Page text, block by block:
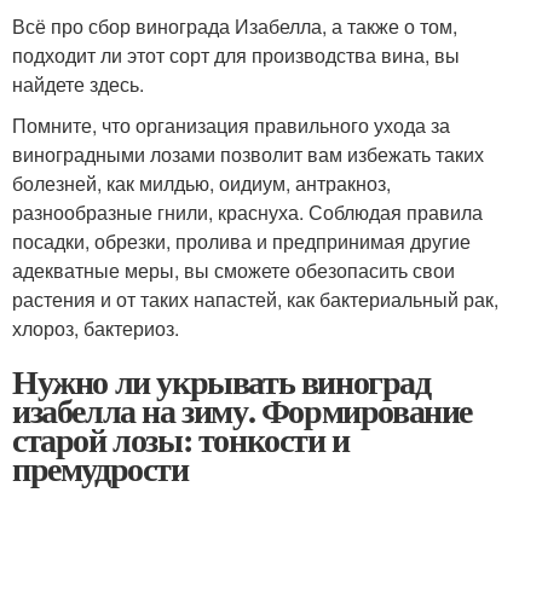
Всё про сбор винограда Изабелла, а также о том,
подходит ли этот сорт для производства вина, вы
найдете здесь.
Помните, что организация правильного ухода за
виноградными лозами позволит вам избежать таких
болезней, как милдью, оидиум, антракноз,
разнообразные гнили, краснуха. Соблюдая правила
посадки, обрезки, пролива и предпринимая другие
адекватные меры, вы сможете обезопасить свои
растения и от таких напастей, как бактериальный рак,
хлороз, бактериоз.
Нужно ли укрывать виноград
изабелла на зиму. Формирование
старой лозы: тонкости и
премудрости